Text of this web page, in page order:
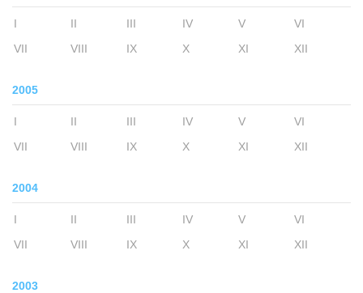
I II III IV V
VI
VII
VIII IX X XI XII
2005
I II III IV V
VI
VII
VIII IX X XI XII
2004
I II III IV V
VI
VII
VIII IX X XI XII
2003